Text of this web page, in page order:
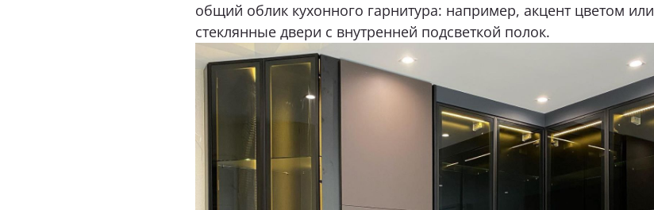
общий облик кухонного гарнитура: например, акцент цветом или
стеклянные двери с внутренней подсветкой полок.